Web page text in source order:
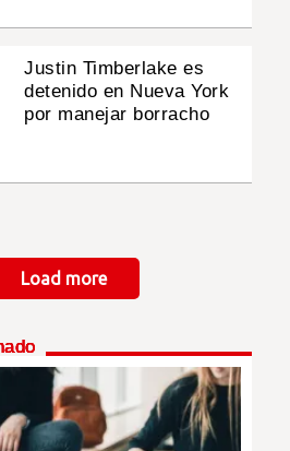
Justin Timberlake es
detenido en Nueva York
por manejar borracho
Load more